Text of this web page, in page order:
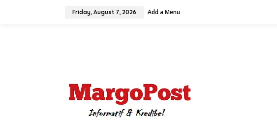
Friday, August 7, 2026 Add a Menu